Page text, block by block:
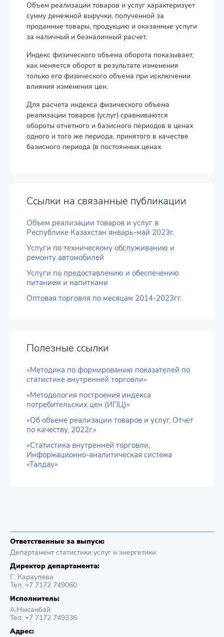
Объем реализации товаров и услуг характеризует
сумму денежной выручки, полученной за
проданные товары, продукцию и оказанные услуги
за наличный и безналичный расчет.
Индекс физического объема оборота показывает,
как меняется оборот в результате изменения
только его физического объема при исключении
влияния изменения цен.
Для расчета индекса физического объема
реализации товаров (услуг) сравниваются
обороты отчетного и базисного периодов в ценах
одного и того же периода, принятого в качестве
базисного периода (в постоянных ценах.
Ссылки на связанные публикации
Объем реализации товаров и услуг в
Республике Казахстан январь-май 2023г.
Услуги по техническому обслуживанию и
ремонту автомобилей
Услуги по предоставлению и обеспечению
питанием и напитками
Оптовая торговля по месяцам 2014-2023гг.
Полезные ссылки
«Методика по формированию показателей по
статистике внутренней торговли»
«Методология построения индекса
потребительских цен (ИПЦ)»
«Об объеме реализации товаров и услуг, Отчет
по качеству, 2022г.»
«Статистика внутренней торговли,
Информационно-аналитическая система
«Талдау»
Ответственные за выпуск:
Департамент статистики услуг и энергетики
Директор департамента:
Г. Караулова
Тел. +7 7172 749060
Исполнитель:
А.Нысанбай
Тел. +7 7172 749336
Адрес: